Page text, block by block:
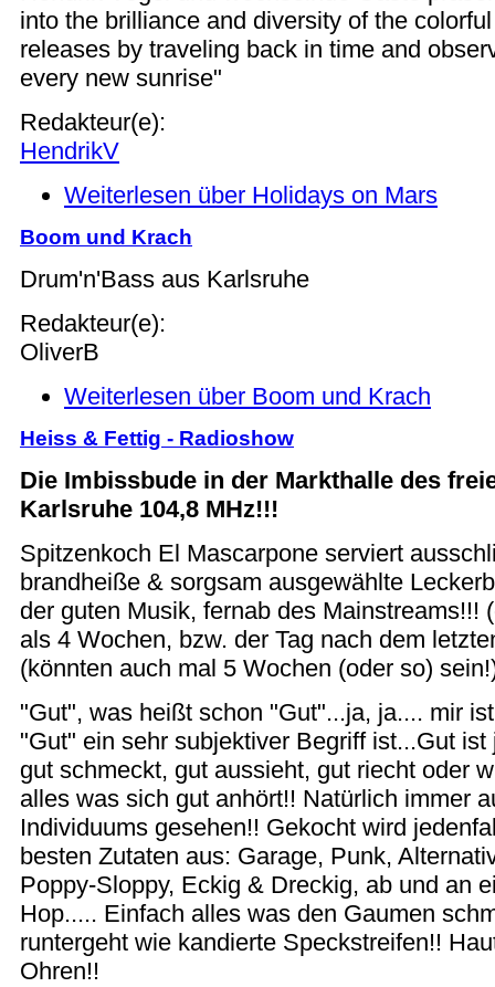
into the brilliance and diversity of the
releases by traveling back in time and
every new sunrise"
Redakteur(e):
HendrikV
Weiterlesen über Holidays on Mars
Boom und Krach
Drum'n'Bass aus Karlsruhe
Redakteur(e):
OliverB
Weiterlesen über Boom und Krach
Heiss & Fettig - Radioshow
Die Imbissbude in der Markthalle des
Karlsruhe 104,8 MHz!!!
Spitzenkoch El Mascarpone serviert
brandheiße & sorgsam ausgewählte
der guten Musik, fernab des Mainstreams!!!
als 4 Wochen, bzw. der Tag nach dem
(könnten auch mal 5 Wochen (oder so)
"Gut", was heißt schon "Gut"...ja, ja.... mir
"Gut" ein sehr subjektiver Begriff ist...Gut
gut schmeckt, gut aussieht, gut riecht oder
alles was sich gut anhört!! Natürlich immer
Individuums gesehen!! Gekocht wird
besten Zutaten aus: Garage, Punk,
Poppy-Sloppy, Eckig & Dreckig, ab und an
Hop..... Einfach alles was den Gaumen
runtergeht wie kandierte Speckstreifen!!
Ohren!!